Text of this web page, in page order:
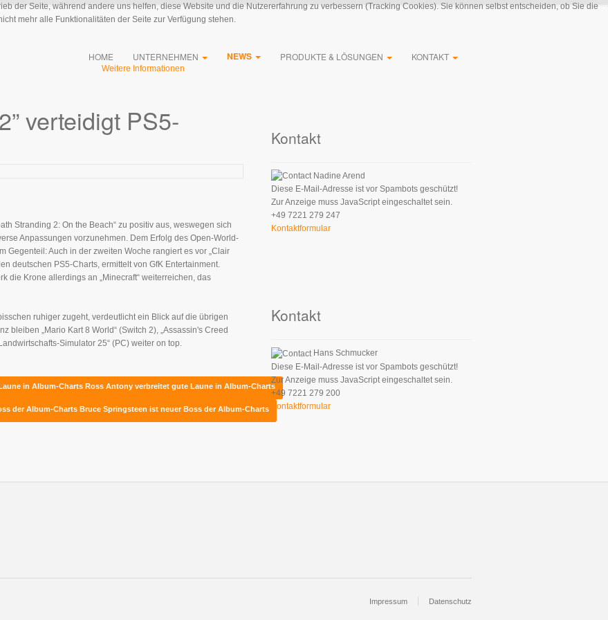
HOME UNTERNEHMEN NEWS PRODUKTE & LÖSUNGEN KONTAKT
verteidigt PS5-
Stranding 2: On the Beach“ zu positiv aus, weswegen sich
Anpassungen vorzunehmen. Dem Erfolg des Open-World-
Gegenteil: Auch in der zweiten Woche rangiert es vor „Clair
deutschen PS5-Charts, ermittelt von GfK Entertainment.
die Krone allerdings an „Minecraft“ weiterreichen, das
ruhiger zugeht, verdeutlicht ein Blick auf die übrigen
bleiben „Mario Kart 8 World“ (Switch 2), „Assassin's Creed
Simulator 25“ (PC) weiter on top.
in Album-Charts Ross Antony verbreitet gute Laune in Album-Charts
der Album-Charts Bruce Springsteen ist neuer Boss der Album-Charts
Kontakt
Nadine Arend
Diese E-Mail-Adresse ist vor Spambots geschützt!
Zur Anzeige muss JavaScript eingeschaltet sein.
+49 7221 279 247
Kontaktformular
Kontakt
Hans Schmucker
Diese E-Mail-Adresse ist vor Spambots geschützt!
Zur Anzeige muss JavaScript eingeschaltet sein.
+49 7221 279 200
Kontaktformular
Impressum Datenschutz
der Seite, während andere uns helfen, diese Website und die Nutzererfahrung zu verbessern (Tracking Cookies). Sie können selbst entscheiden, ob Sie die
mehr alle Funktionalitäten der Seite zur Verfügung stehen.
Weitere Informationen